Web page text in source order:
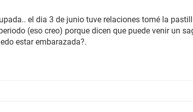
el dia 3 de junio tuve relaciones tomé la
(eso creo) porque dicen que puede venir un
estar embarazada?.